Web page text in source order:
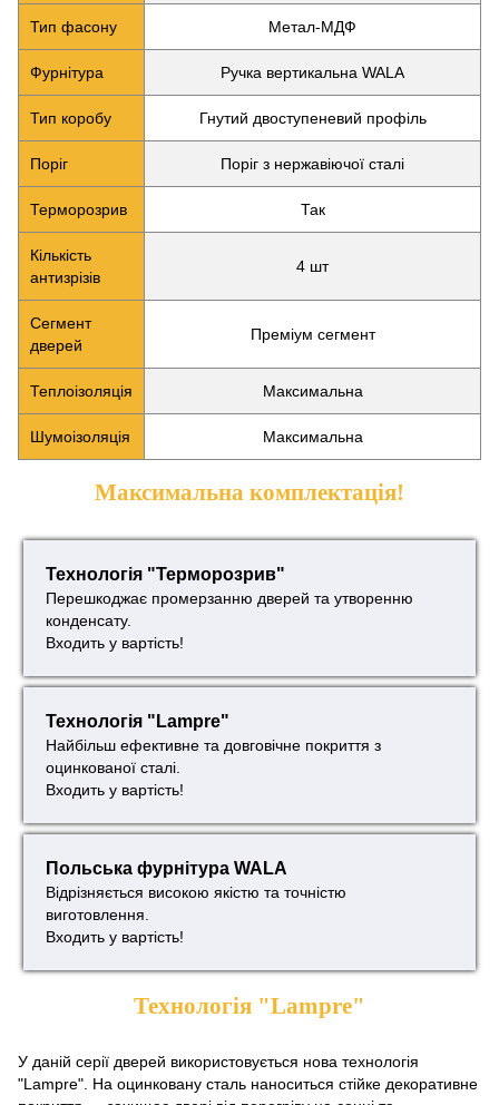
Тип фасону Метал-МДФ
Фурнітура Ручка вертикальна WALA
Тип коробу Гнутий двоступеневий профіль
Поріг Поріг з нержавіючої сталі
Терморозрив Так
Кількість
антизрізів
4 шт
Сегмент
дверей
Преміум сегмент
Теплоізоляція Максимальна
Шумоізоляція Максимальна
Максимальна комплектація!
Технологія "Терморозрив"
Перешкоджає промерзанню дверей та утворенню
конденсату.
Входить у вартість!
Технологія "Lampre"
Найбільш ефективне та довговічне покриття з
оцинкованої сталі.
Входить у вартість!
Польська фурнітура WALA
Відрізняється високою якістю та точністю
виготовлення.
Входить у вартість!
Технологія "Lampre"
У даній серії дверей використовується нова технологія
"Lampre". На оцинковану сталь наноситься стійке декоративне